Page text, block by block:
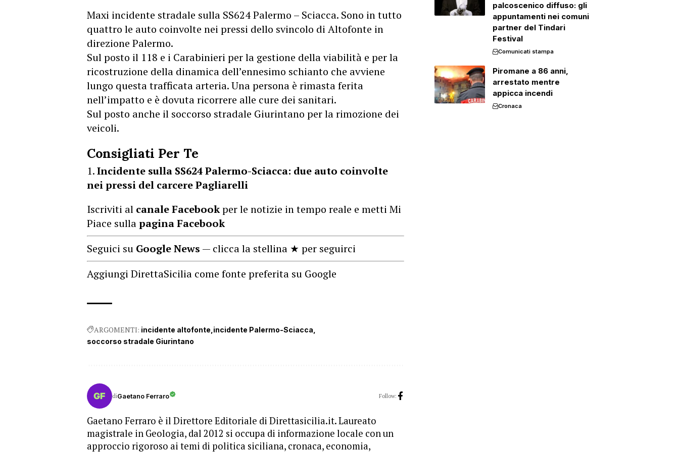
Maxi incidente stradale sulla SS624 Palermo – Sciacca. Sono in tutto
quattro le auto coinvolte nei pressi dello svincolo di Altofonte in
direzione Palermo.
Sul posto il 118 e i Carabinieri per la gestione della viabilità e per la
ricostruzione della dinamica dell’ennesimo schianto che avviene
lungo questa trafficata arteria. Una persona è rimasta ferita
nell’impatto e è dovuta ricorrere alle cure dei sanitari.
Sul posto anche il soccorso stradale Giurintano per la rimozione dei
veicoli.
Consigliati Per Te
Incidente sulla SS624 Palermo-Sciacca: due auto coinvolte
nei pressi del carcere Pagliarelli
Iscriviti al canale Facebookper le notizie in tempo reale e metti Mi
Piace sullapagina Facebook
Seguici su Google News — clicca la stellina ★ per seguirci
Aggiungi DirettaSicilia come fonte preferita su Google
ARGOMENTI: incidente altofonte incidente Palermo-Sciacca
soccorso stradale Giurintano
diGaetano Ferraro Follow:
Gaetano Ferraro è il Direttore Editoriale di Direttasicilia.it. Laureato
magistrale in Geologia, dal 2012 si occupa di informazione locale con un
approccio rigoroso ai temi di politica siciliana, cronaca, economia,
palcoscenico diffuso: gli
appuntamenti nei comuni
partner del Tindari
Festival
Comunicati stampa
Piromane a 86 anni,
arrestato mentre
appicca incendi
Cronaca